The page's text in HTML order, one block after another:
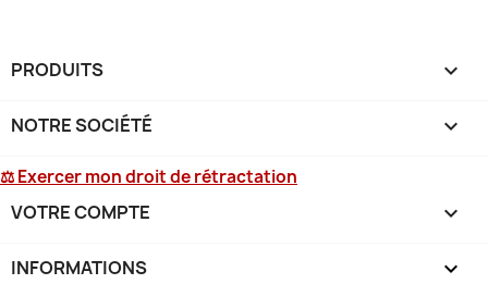
PRODUITS 
NOTRE SOCIÉTÉ 
⚖ Exercer mon droit de rétractation
VOTRE COMPTE 
INFORMATIONS keyboard_arrow_down